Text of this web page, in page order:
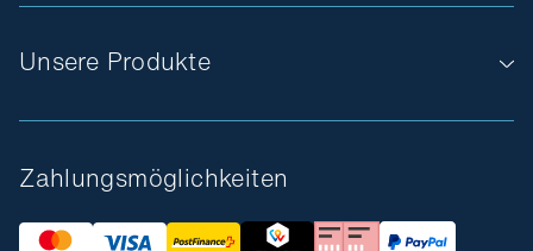
Unsere Produkte
Zahlungsmöglichkeiten